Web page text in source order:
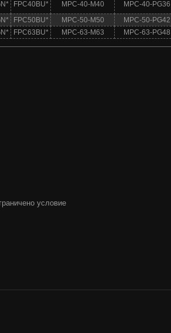
FPC40BU* MPC-40-M40 MPC-40-PG36
FPC50BU* MPC-50-M50
MPC-50-PG42
FPC63BU* MPC-63-M63 MPC-63-PG48
условие